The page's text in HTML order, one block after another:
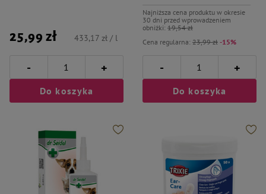
25,99 zł 433,17 zł / l
- +
Do koszyka
Cena regularna: 23,99 zł -15%
Najniższa cena produktu w okresie
30 dni przed wprowadzeniem
obniżki: 19,54 zł
- +
Do koszyka